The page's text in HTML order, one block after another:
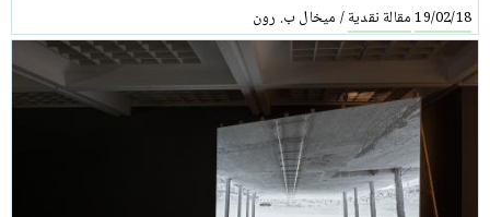
19/02/18مقالة نقدية/ ميخال ب. رون